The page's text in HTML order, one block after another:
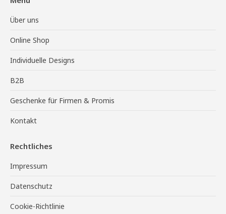
Über uns
Online Shop
Individuelle Designs
B2B
Geschenke für Firmen & Promis
Kontakt
Rechtliches
Impressum
Datenschutz
Cookie-Richtlinie